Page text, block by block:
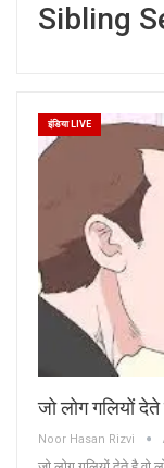
Sibling
इंडिया LIVE
जो लोग गलियों
Noor Hasan Rizvi